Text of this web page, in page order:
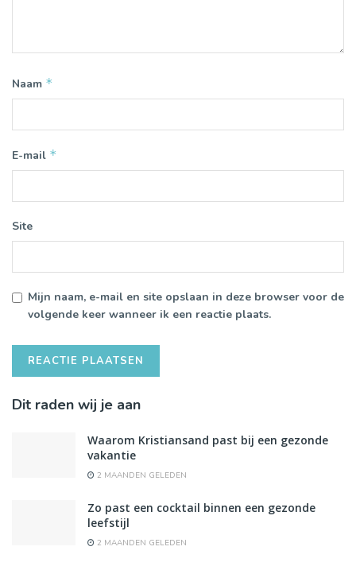
Naam *
E-mail *
Site
Mijn naam, e-mail en site opslaan in deze browser voor de
volgende keer wanneer ik een reactie plaats.
Dit raden wij je aan
Waarom Kristiansand past bij een gezonde
vakantie
2 MAANDEN GELEDEN
Zo past een cocktail binnen een gezonde
leefstijl
2 MAANDEN GELEDEN